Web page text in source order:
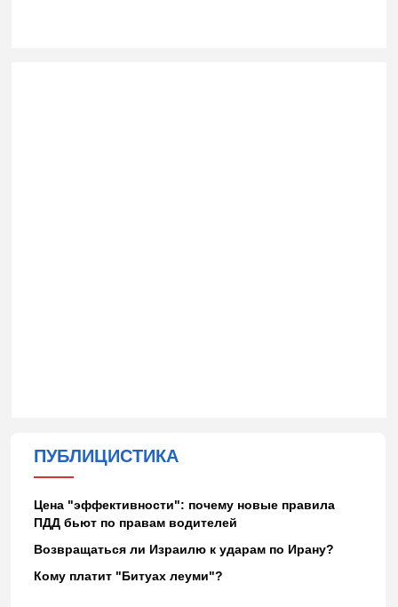
ПУБЛИЦИСТИКА
Цена "эффективности": почему новые правила
ПДД бьют по правам водителей
Возвращаться ли Израилю к ударам по Ирану?
Кому платит "Битуах леуми"?